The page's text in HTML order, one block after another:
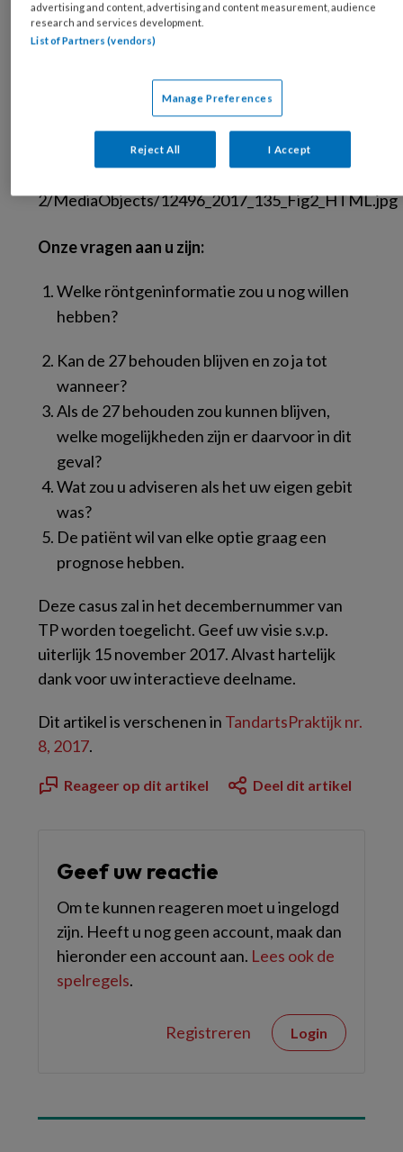
vanwege de vanaf mesiaal naar distaal
doorgankelijke furcatie nog steeds een
vaste voorziening.
Onze vragen aan u zijn:
Welke röntgeninformatie zou u nog willen
hebben?
Kan de 27 behouden blijven en zo ja tot
wanneer?
Als de 27 behouden zou kunnen blijven,
welke mogelijkheden zijn er daarvoor in dit
geval?
Wat zou u adviseren als het uw eigen gebit
was?
De patiënt wil van elke optie graag een
prognose hebben.
Deze casus zal in het decembernummer van
TP worden toegelicht. Geef uw visie s.v.p.
uiterlijk 15 november 2017. Alvast hartelijk
dank voor uw interactieve deelname.
Dit artikel is verschenen in TandartsPraktijk nr.
8, 2017.
Reageer op dit artikel Deel dit artikel
Geef uw reactie
Om te kunnen reageren moet u ingelogd
zijn. Heeft u nog geen account, maak dan
hieronder een account aan. Lees ook de
spelregels.
Registreren Login
advertising and content, advertising and content measurement, audience
research and services development.
List of Partners (vendors)
Manage Preferences
Reject All I Accept